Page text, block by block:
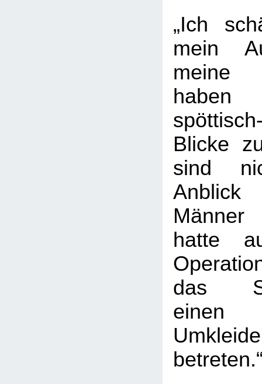
„Ich
mein
meine
Blicke
sind
Anblick
hatte
das
einen